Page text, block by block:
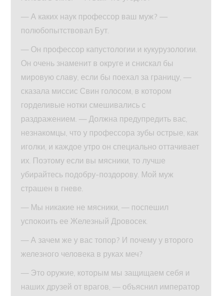
— А каких наук профессор ваш муж? —
полюбопытствовал Бут.
— Он профессор капустологии и кукурузологии.
Он очень знаменит в округе и снискал бы
мировую славу, если бы поехал за границу, —
сказала миссис Свин голосом, в котором
горделивые нотки смешивались с
раздражением. — Должна предупредить вас,
незнакомцы, что у профессора зубы острые, как
иголки, и каждое утро он специально оттачивает
их. Поэтому если вы мясники, то лучше
убирайтесь подобру-поздорову. Мой муж
страшен в гневе.
— Мы никакие не мясники, — поспешил
успокоить ее Железный Дровосек.
— А зачем же у вас топор? И почему у второго
железного человека в руках меч?
— Это оружие, которым мы защищаем себя и
наших друзей от врагов, — объяснил император